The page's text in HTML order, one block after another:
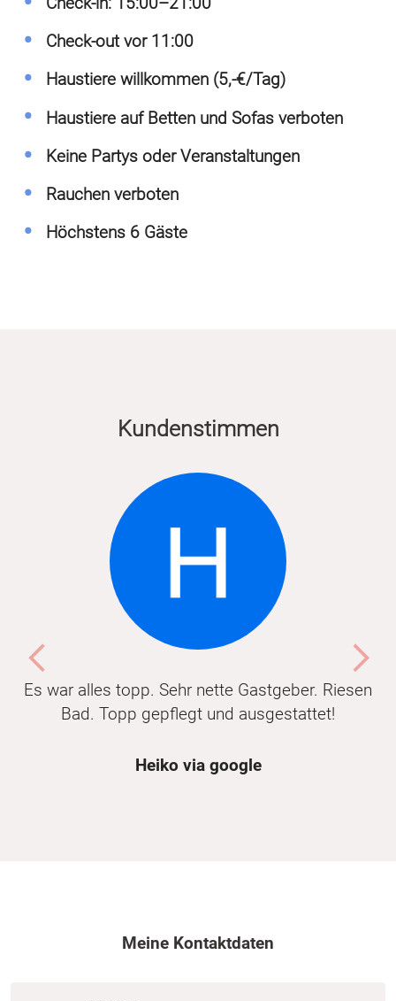
Check-out vor 11:00
Haustiere willkommen (5,-€/Tag)
Haustiere auf Betten und Sofas verboten
Keine Partys oder Veranstaltungen
Rauchen verboten
Höchstens 6 Gäste
Kundenstimmen
Trotz der kurzfristige Buchung (am selben Tag)
alles perfekt vorbereitet. Schön ruhig in einer
Previous